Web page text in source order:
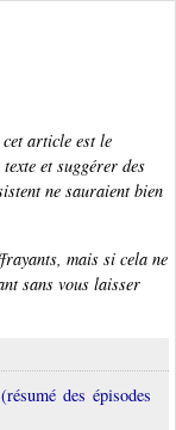
article est le
et suggérer des
ne sauraient bien
mais si cela ne
sans vous laisser
des épisodes